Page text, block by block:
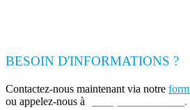
BESOIN D'INFORMATIONS ?
Contactez-nous maintenant via notre
ou appelez-nous à
.